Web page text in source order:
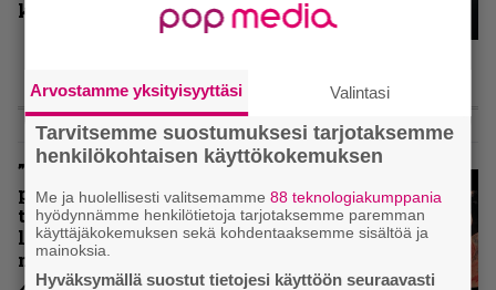
kotimaisten kymmenen parasta
ARVIOT
”Metallica ei ole koskaan
pelännyt kehittyä ja muuttua” –
tarkistelussa 30 vuotta täyttävä
levy, joka jakaa fanien
mielipiteet
Arvostamme yksityisyyttäsi Valintasi
Tarvitsemme suostumuksesi tarjotaksemme
henkilökohtaisen käyttökokemuksen
Me ja huolellisesti valitsemamme88 teknologiakumppania
hyödynnämme henkilötietoja tarjotaksemme paremman
käyttäjäkokemuksen sekä kohdentaaksemme sisältöä ja
mainoksia.
Hyväksymällä suostut tietojesi käyttöön seuraavasti